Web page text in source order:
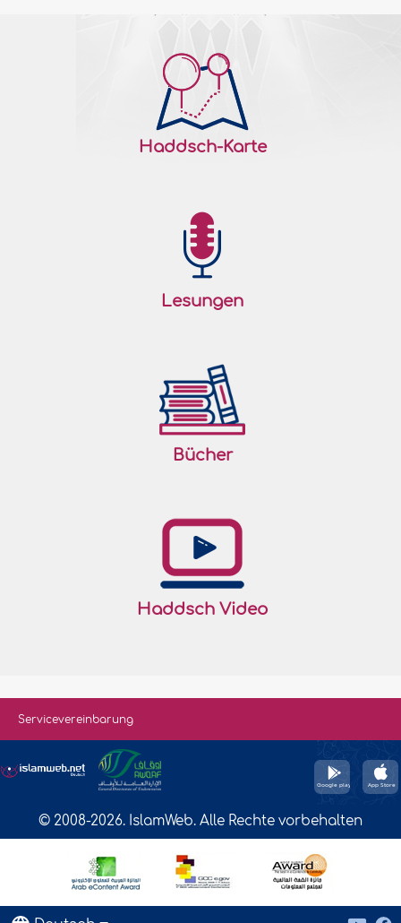
Haddsch-Karte
Lesungen
Bücher
Haddsch Video
Servicevereinbarung
© 2008-2026. IslamWeb. Alle Rechte vorbehalten